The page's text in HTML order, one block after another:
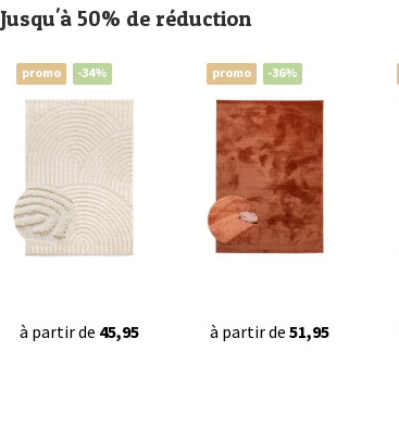
Jusqu'à 50% de réduction
promo -34%
à partir de 45,95
promo -36%
à partir de 51,95